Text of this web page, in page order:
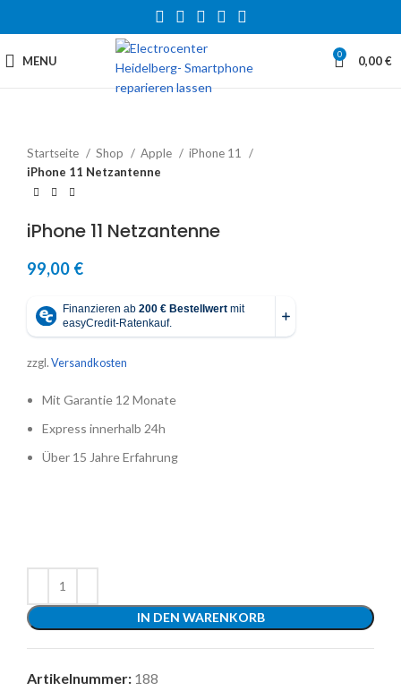
MENU 0 0,00€
Startseite Shop Apple
iPhone 11
iPhone 11 Netzantenne
iPhone 11 Netzantenne
99,00 €
zzgl. Versandkosten
Mit Garantie 12 Monate
Express innerhalb 24h
Über 15 Jahre Erfahrung
IN DEN WARENKORB
Artikelnummer: 188